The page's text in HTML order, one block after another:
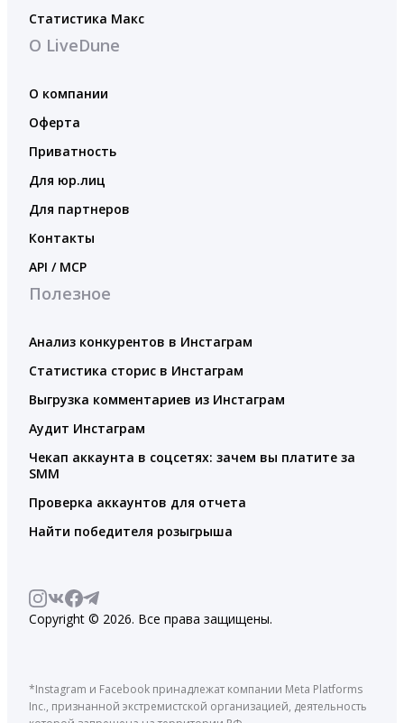
Статистика Макс
О LiveDune
О компании
Оферта
Приватность
Для юр.лиц
Для партнеров
Контакты
API / MCP
Полезное
Анализ конкурентов в Инстаграм
Статистика сторис в Инстаграм
Выгрузка комментариев из Инстаграм
Аудит Инстаграм
Чекап аккаунта в соцсетях: зачем вы платите за
SMM
Проверка аккаунтов для отчета
Найти победителя розыгрыша
Copyright © 2026. Все права защищены.
*Instagram и Facebook принадлежат компании Meta Platforms
Inc., признанной экстремистской организацией, деятельность